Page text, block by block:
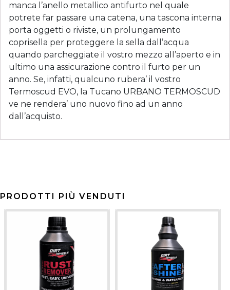
manca l’anello metallico antifurto nel quale
potrete far passare una catena, una tascona interna
porta oggetti o riviste, un prolungamento
coprisella per proteggere la sella dall’acqua
quando parcheggiate il vostro mezzo all’aperto e in
ultimo una assicurazione contro il furto per un
anno. Se, infatti, qualcuno rubera’ il vostro
Termoscud EVO, la Tucano URBANO TERMOSCUD
ve ne rendera’ uno nuovo fino ad un anno
dall’acquisto.
PRODOTTI PIÙ VENDUTI